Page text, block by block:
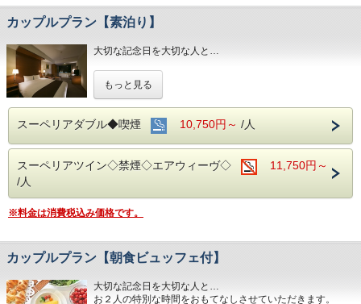
名鉄名古屋駅のすぐ上！！
中部国際空港まで最速２８分（名鉄名古屋駅から乗車可能）
～ ご朝食 ～
１８階レストラン アイリス
名古屋めしも楽しめる和洋折衷のバイキングをご用意してお
ります。
営業時間：７：００～１０：００ （最終入場 ９：３０）
お財布にも優しい ＋ お客様にも優しいホテルです♪♪
ご予約お待ちしてます(*^o^)ノ
カップルプラン【素泊り】
大切な記念日を大切な人と…
■全室インターネット接続完備 ◎Ｗｉ－Ｆｉ接続無料◎
もっと見る
スーペリアダブル◆喫煙 10,750円～ /人
スーペリアツイン◇禁煙◇エアウィーヴ◇
11,750円～
/人
※料金は消費税込み価格です。
カップルプラン【朝食ビュッフェ付】
大切な記念日を大切な人と…
お２人の特別な時間をおもてなしさせていただきます。